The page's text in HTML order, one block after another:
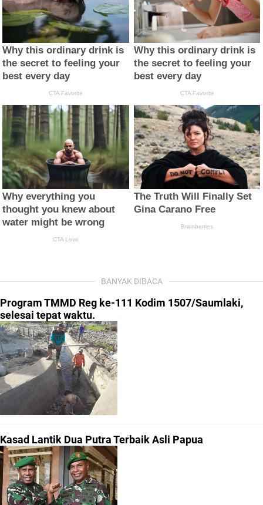
BANYAK DIBACA
Program TMMD Reg ke-111 Kodim 1507/Saumlaki,
selesai tepat waktu.
Kasad Lantik Dua Putra Terbaik Asli Papua